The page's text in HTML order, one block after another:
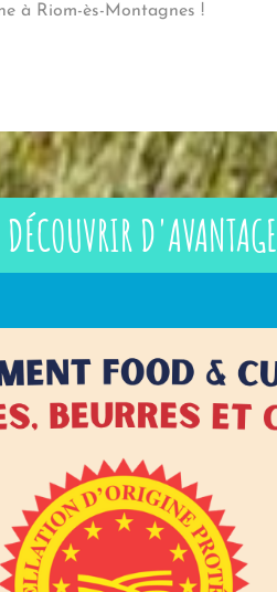
à Riom-ès-Montagnes !
D'AVANTAGE